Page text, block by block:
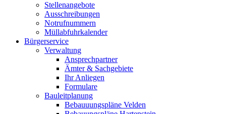
Stellenangebote
Ausschreibungen
Notrufnummern
Müllabfuhrkalender
Bürgerservice
Verwaltung
Ansprechpartner
Ämter & Sachgebiete
Ihr Anliegen
Formulare
Bauleitplanung
Bebauuungspläne Velden